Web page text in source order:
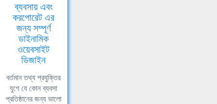
ব্যবসায় এবং
করপোরেট এর
জন্য সম্পূর্ণ
ডাইনামিক
ওয়েবসাইট
ডিজাইন
বর্তমান তথ্য প্রযুক্তির
যুগে যে কোন ব্যবসা
প্রতিষ্ঠানের জন্য ভালো